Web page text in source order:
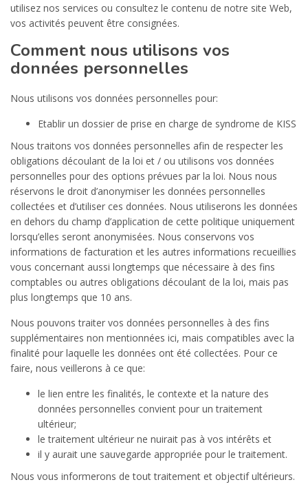
utilisez nos services ou consultez le contenu de notre site Web,
vos activités peuvent être consignées.
Comment nous utilisons vos
données personnelles
Nous utilisons vos données personnelles pour:
Etablir un dossier de prise en charge de syndrome de KISS
Nous traitons vos données personnelles afin de respecter les
obligations découlant de la loi et / ou utilisons vos données
personnelles pour des options prévues par la loi. Nous nous
réservons le droit d’anonymiser les données personnelles
collectées et d’utiliser ces données. Nous utiliserons les données
en dehors du champ d’application de cette politique uniquement
lorsqu’elles seront anonymisées. Nous conservons vos
informations de facturation et les autres informations recueillies
vous concernant aussi longtemps que nécessaire à des fins
comptables ou autres obligations découlant de la loi, mais pas
plus longtemps que 10 ans.
Nous pouvons traiter vos données personnelles à des fins
supplémentaires non mentionnées ici, mais compatibles avec la
finalité pour laquelle les données ont été collectées. Pour ce
faire, nous veillerons à ce que:
le lien entre les finalités, le contexte et la nature des
données personnelles convient pour un traitement
ultérieur;
le traitement ultérieur ne nuirait pas à vos intérêts et
il y aurait une sauvegarde appropriée pour le traitement.
Nous vous informerons de tout traitement et objectif ultérieurs.